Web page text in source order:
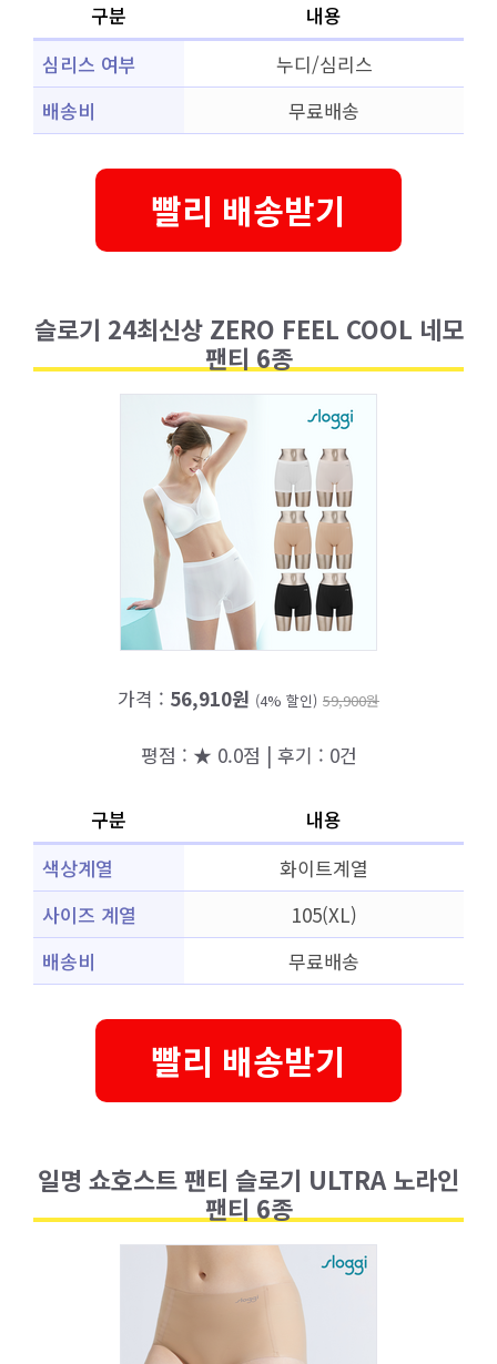
구분
내용
심리스 여부
누디/심리스
배송비
무료배송
빨리 배송받기
슬로기 24최신상 ZERO FEEL COOL 네모
팬티 6종
가격 : 56,910원 (4% 할인) 59,900원
평점 : ★ 0.0점 | 후기 : 0건
구분
내용
색상계열
화이트계열
사이즈 계열
105(XL)
배송비
무료배송
빨리 배송받기
일명 쇼호스트 팬티 슬로기 ULTRA 노라인
팬티 6종